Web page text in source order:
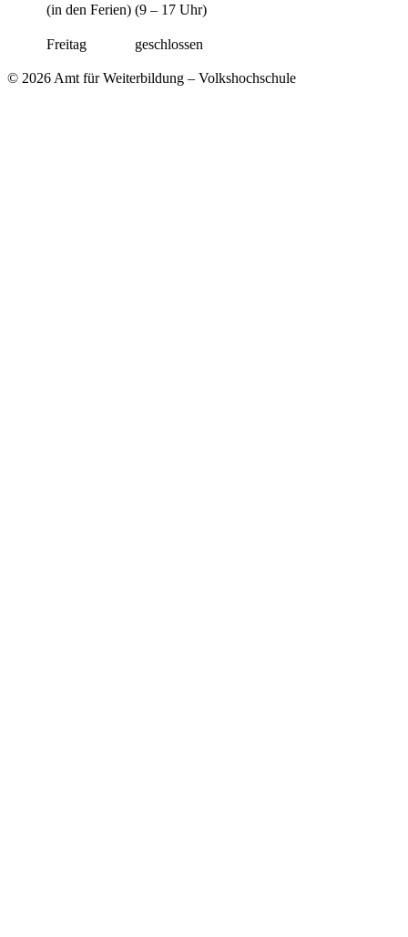
(in den Ferien) (9 – 17 Uhr)
Freitag geschlossen
© 2026 Amt für Weiterbildung – Volkshochschule